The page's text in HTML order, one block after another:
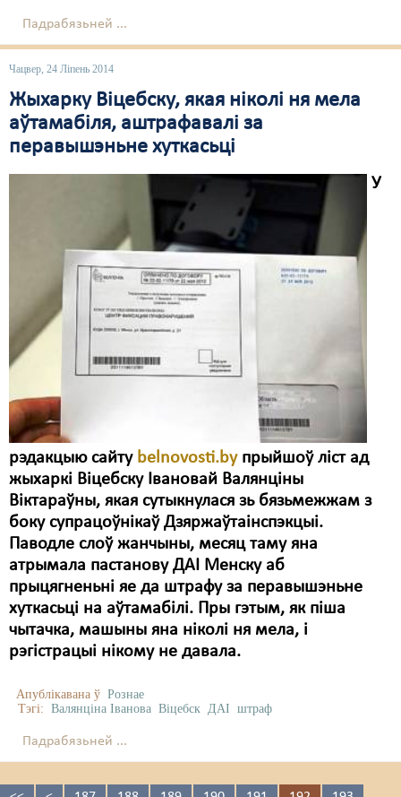
Падрабязьней ...
Чацвер, 24 Ліпень 2014
Жыхарку Віцебску, якая ніколі ня мела
аўтамабіля, аштрафавалі за
перавышэньне хуткасьці
У
рэдакцыю сайту belnovosti.byпрыйшоў ліст ад
жыхаркі Віцебску Івановай Валянціны
Віктараўны, якая сутыкнулася зь бязьмежжам з
боку супрацоўнікаў Дзяржаўтаінспэкцыі.
Паводле слоў жанчыны, месяц таму яна
атрымала пастанову ДАІ Менску аб
прыцягненьні яе да штрафу за перавышэньне
хуткасьці на аўтамабілі. Пры гэтым, як піша
чытачка, машыны яна ніколі ня мела, і
рэгістрацыі нікому не давала.
Апублікавана ў Рознае
Тэгі: Валянціна Іванова Віцебск ДАІ штраф
Падрабязьней ...